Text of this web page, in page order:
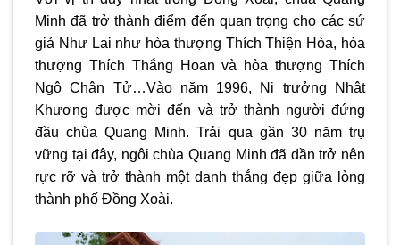
Minh đã trở thành điểm đến quan trọng cho các sứ
giả Như Lai như hòa thượng Thích Thiện Hòa, hòa
thượng Thích Thắng Hoan và hòa thượng Thích
Ngộ Chân Tử…Vào năm 1996, Ni trưởng Nhật
Khương được mời đến và trở thành người đứng
đầu chùa Quang Minh. Trải qua gần 30 năm trụ
vững tại đây, ngôi chùa Quang Minh đã dần trở nên
rực rỡ và trở thành một danh thắng đẹp giữa lòng
thành phố Đồng Xoài.